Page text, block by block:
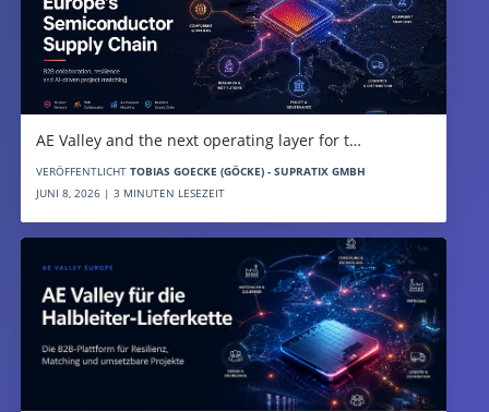
AE Valley and the next operating layer for t…
VERÖFFENTLICHT TOBIAS GOECKE (GÖCKE) - SUPRATIX GMBH
JUNI 8, 2026 | 3 MINUTEN LESEZEIT